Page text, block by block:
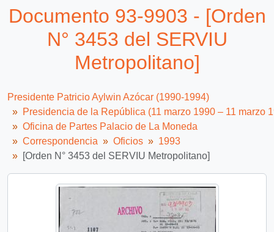
93-9918 - [Orden N° 382 de la Subsecretaría de Carabineros]
Documento 93-9919 - [Orden N° 0535 del SEREMI de V Región de Valparaíso]
2910 más...
Documento 93-9903 - [Orden
N° 3453 del SERVIU
Metropolitano]
Presidente Patricio Aylwin Azócar (1990-1994)
Presidencia de la República (11 marzo 1990 – 11 marzo
Oficina de Partes Palacio de La Moneda
Correspondencia
Oficios
1993
[Orden N° 3453 del SERVIU Metropolitano]